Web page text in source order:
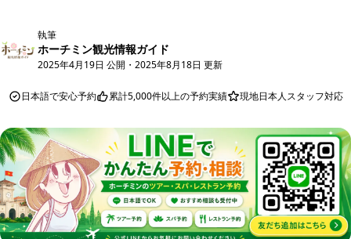
執筆
ホーチミン観光情報ガイド
2025年4月19日 公開 ・ 2025年8月18日 更新
日本語で安心予約 累計5,000件以上の予約実績 現地日本人スタッフ対応